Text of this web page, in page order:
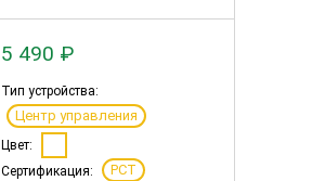
5 490 ₽
Тип устройства:
Центр управления
Цвет:
Сертификация:
РСТ